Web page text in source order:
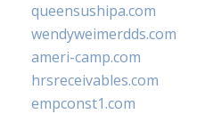
queensushipa.com
wendyweimerdds.com
ameri-camp.com
hrsreceivables.com
empconst1.com